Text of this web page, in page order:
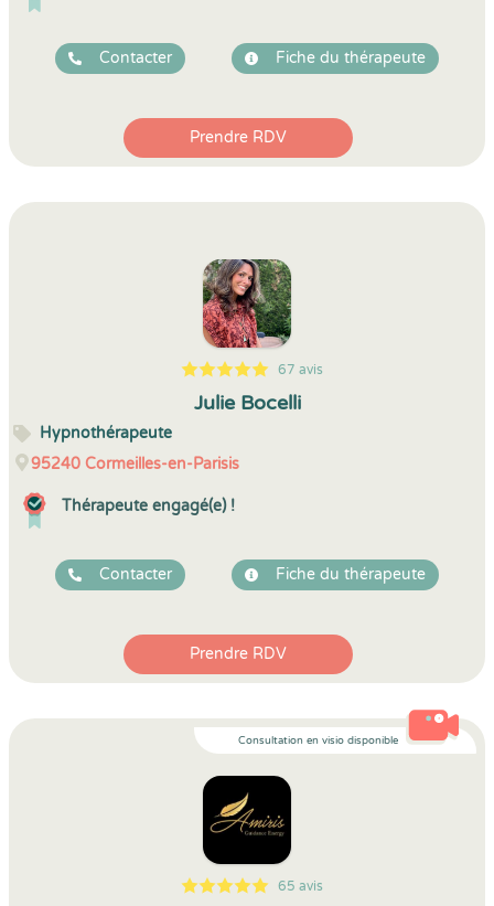
Contacter Fiche du thérapeute
Prendre RDV
5
1
5
67 67 avis
Julie Bocelli
Hypnothérapeute
95240 Cormeilles-en-Parisis
Thérapeute engagé(e) !
Contacter Fiche du thérapeute
Prendre RDV
Consultation en visio disponible
5
1
5
65 65 avis